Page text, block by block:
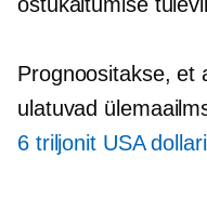
Prognoositakse, et
ulatuvad
6 triljonit USA